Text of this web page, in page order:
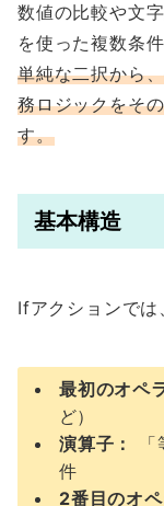
数値の比較や文
を使った複数条
単純な二択から
務ロジックをそ
す。
基本構造
Ifアクションでは
最初のオペ
ど）
演算子：
件
2番目のオペ